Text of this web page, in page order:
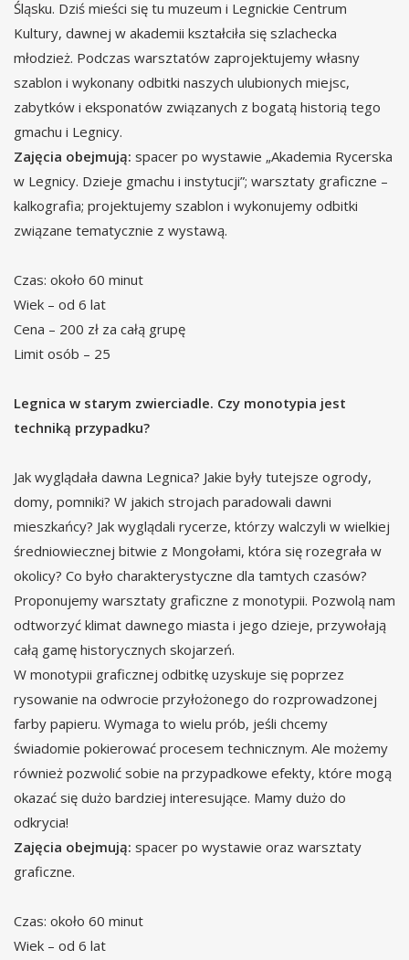
Śląsku. Dziś mieści się tu muzeum i Legnickie Centrum
Kultury, dawnej w akademii kształciła się szlachecka
młodzież. Podczas warsztatów zaprojektujemy własny
szablon i wykonany odbitki naszych ulubionych miejsc,
zabytków i eksponatów związanych z bogatą historią tego
gmachu i Legnicy.
Zajęcia obejmują: spacer po wystawie „Akademia Rycerska
w Legnicy. Dzieje gmachu i instytucji”; warsztaty graficzne –
kalkografia; projektujemy szablon i wykonujemy odbitki
związane tematycznie z wystawą.
Czas: około 60 minut
Wiek – od 6 lat
Cena – 200 zł za całą grupę
Limit osób – 25
Legnica w starym zwierciadle. Czy monotypia jest
techniką przypadku?
Jak wyglądała dawna Legnica? Jakie były tutejsze ogrody,
domy, pomniki? W jakich strojach paradowali dawni
mieszkańcy? Jak wyglądali rycerze, którzy walczyli w wielkiej
średniowiecznej bitwie z Mongołami, która się rozegrała w
okolicy? Co było charakterystyczne dla tamtych czasów?
Proponujemy warsztaty graficzne z monotypii. Pozwolą nam
odtworzyć klimat dawnego miasta i jego dzieje, przywołają
całą gamę historycznych skojarzeń.
W monotypii graficznej odbitkę uzyskuje się poprzez
rysowanie na odwrocie przyłożonego do rozprowadzonej
farby papieru. Wymaga to wielu prób, jeśli chcemy
świadomie pokierować procesem technicznym. Ale możemy
również pozwolić sobie na przypadkowe efekty, które mogą
okazać się dużo bardziej interesujące. Mamy dużo do
odkrycia!
Zajęcia obejmują: spacer po wystawie oraz warsztaty
graficzne.
Czas: około 60 minut
Wiek – od 6 lat